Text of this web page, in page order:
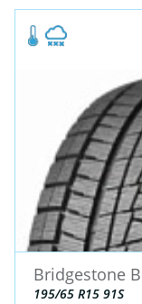
Bridgestone
195/65 R15 91S